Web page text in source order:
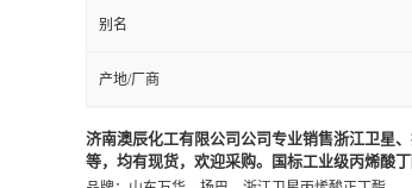
别名
产地/厂商
济南澳辰化工有限公司公司专业销售浙江卫星
等，均有现货， 欢迎采购。国标工业级丙烯酸